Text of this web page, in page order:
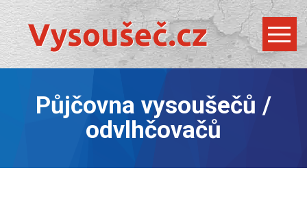
Půjčovna vysoušečů /
odvlhčovačů